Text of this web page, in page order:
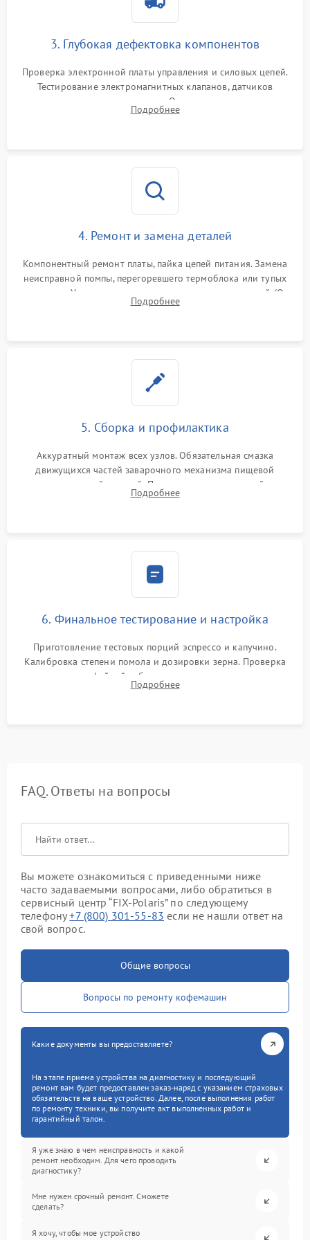
3. Глубокая дефектовка компонентов
Проверка электронной платы управления и силовых цепей.
Тестирование электромагнитных клапанов, датчиков
температуры и расходомера. Оценка степени износа
жерновов кофемолки, уплотнительных колец гидросистемы
Подробнее
4. Ремонт и замена деталей
Компонентный ремонт платы, пайка цепей питания. Замена
неисправной помпы, перегоревшего термоблока или тупых
жерновов. Установка новых силиконовых уплотнителей (O-
ring) и тефлоновых трубок для надежного устранения
Подробнее
5. Сборка и профилактика
Аккуратный монтаж всех узлов. Обязательная смазка
движущихся частей заварочного механизма пищевой
силиконовой смазкой. Проведение программной
декальцинации и очистки системы от кофейных масел.
Подробнее
6. Финальное тестирование и настройка
Приготовление тестовых порций эспрессо и капучино.
Калибровка степени помола и дозировки зерна. Проверка
плотности кофейной таблетки, температуры напитка и
качества молочной пены. Контроль отсутствия посторонних
Подробнее
FAQ. Ответы на вопросы
Вы можете ознакомиться с приведенными ниже
часто задаваемыми вопросами, либо обратиться в
сервисный центр “FIX-Polaris” по следующему
телефону+7 (800) 301-55-83 если не нашли ответ на
свой вопрос.
Общие вопросы
Вопросы по ремонту кофемашин
Какие документы вы предоставляете?
На этапе приема устройства на диагностику и последующий
ремонт вам будет предоставлен заказ-наряд с указанием страховых
обязательств на ваше устройство. Далее, после выполнения работ
по ремонту техники, вы получите акт выполненных работ и
гарантийный талон.
Я уже знаю в чем неисправность и какой
ремонт необходим. Для чего проводить
диагностику?
Мне нужен срочный ремонт. Сможете
сделать?
Я хочу, чтобы мое устройство